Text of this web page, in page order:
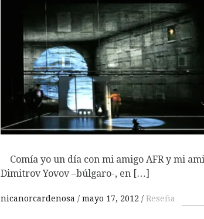
O
Comía yo un día con mi amigo AFR y mi
Dimitrov Yovov –búlgaro-, en […]
nicanorcardenosa mayo 17, 2012 Reseña